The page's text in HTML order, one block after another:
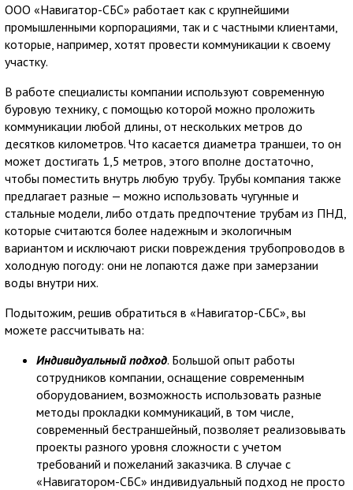
ООО «Навигатор-СБС» работает как с крупнейшими
промышленными корпорациями, так и с частными клиентами,
которые, например, хотят провести коммуникации к своему
участку.
В работе специалисты компании используют современную
буровую технику, с помощью которой можно проложить
коммуникации любой длины, от нескольких метров до
десятков километров. Что касается диаметра траншеи, то он
может достигать 1,5 метров, этого вполне достаточно,
чтобы поместить внутрь любую трубу. Трубы компания также
предлагает разные — можно использовать чугунные и
стальные модели, либо отдать предпочтение трубам из ПНД,
которые считаются более надежным и экологичным
вариантом и исключают риски повреждения трубопроводов в
холодную погоду: они не лопаются даже при замерзании
воды внутри них.
Подытожим, решив обратиться в «Навигатор-СБС», вы
можете рассчитывать на:
Индивидуальный подход. Большой опыт работы
сотрудников компании, оснащение современным
оборудованием, возможность использовать разные
методы прокладки коммуникаций, в том числе,
современный бестраншейный, позволяет реализовывать
проекты разного уровня сложности с учетом
требований и пожеланий заказчика. В случае с
«Навигатором-СБС» индивидуальный подход не просто